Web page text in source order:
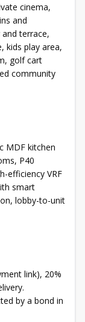
cinema,
and
terrace,
kids play area,
golf cart
community
MDF kitchen
P40
efficiency VRF
smart
lobby-to-unit
link), 20%
by a bond in